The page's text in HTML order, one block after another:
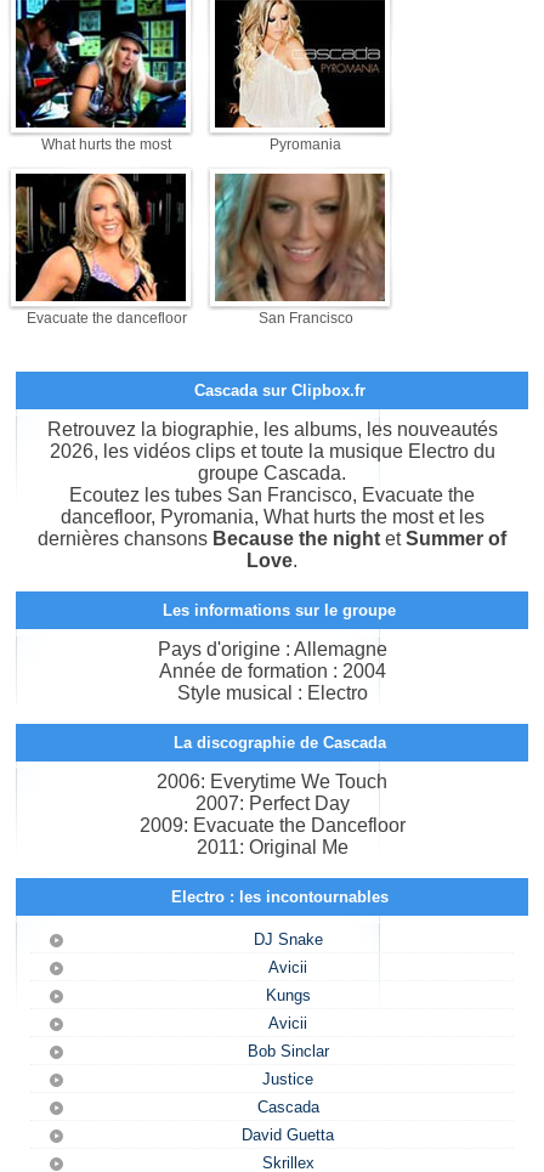
What hurts the most Pyromania
Evacuate the dancefloor San Francisco
Cascada sur Clipbox.fr
Retrouvez la biographie, les albums, les nouveautés
2026, les vidéos clips et toute la musique Electro du
groupe Cascada.
Ecoutez les tubes San Francisco, Evacuate the
dancefloor, Pyromania, What hurts the most et les
dernières chansons Because the night etSummer of
Love.
Les informations sur le groupe
Pays d'origine : Allemagne
Année de formation : 2004
Style musical : Electro
La discographie de Cascada
2006: Everytime We Touch
2007: Perfect Day
2009: Evacuate the Dancefloor
2011: Original Me
Electro : les incontournables
DJ Snake
Avicii
Kungs
Avicii
Bob Sinclar
Justice
Cascada
David Guetta
Skrillex